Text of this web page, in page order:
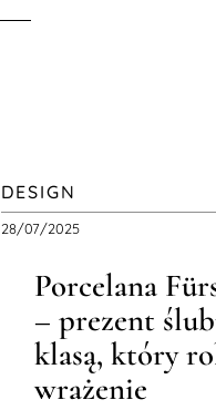
DESIGN
28/07/2025
Porcelana
– prezent
klasą, który
wrażenie